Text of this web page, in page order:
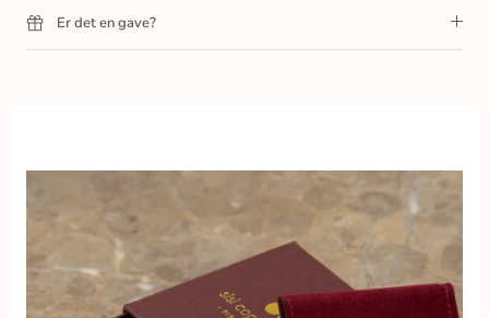
Er det en gave?